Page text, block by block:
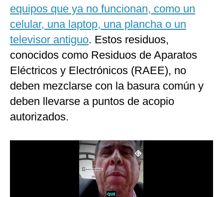
México
España
Internacional
Tecnología
Mix
equipos que ya no funcionan, como un
celular, una laptop, una plancha o un
televisor antiguo. Estos residuos,
conocidos como Residuos de Aparatos
Eléctricos y Electrónicos (RAEE), no
deben mezclarse con la basura común y
deben llevarse a puntos de acopio
autorizados.